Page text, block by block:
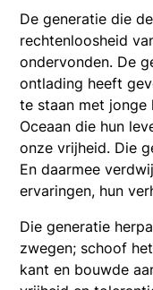
De generatie die
rechtenloosheid
ondervonden. De
ontlading heeft
te staan met jonge
Oceaan die hun
onze vrijheid. Die
En daarmee
ervaringen, hun
Die generatie
zwegen; schoof
kant en bouwde